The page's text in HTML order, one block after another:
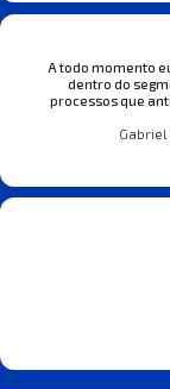
A todo momento
dentro do
processos que